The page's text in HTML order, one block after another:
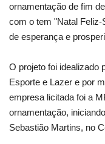
ornamentação de fim
com o tem "Natal
de esperança e
O projeto foi idealizado
Esporte e Lazer e por
empresa licitada foi a
ornamentação,
Sebastião Martins, no